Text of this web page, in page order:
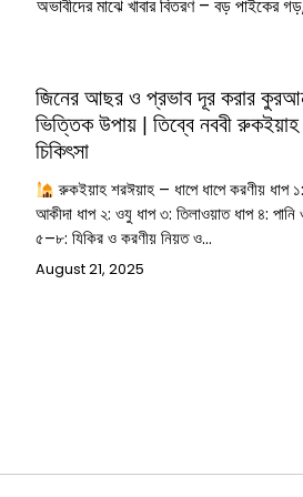
অভাবীদের মাঝে খাবার বিতরণ – বড় পাইকের
জিনের আছর ও প্রভাব দূর করার
ভিত্তিক উপায় | তিব্বে নববী
চিকিৎসা
রুকইয়াহ শরঈয়াহ – ধাপে ধাপে করণীয় ধাপ
আকীদা ধাপ ২: ওযু ধাপ ৩: তিলাওয়াত ধাপ ৪: পানি
৫–৮: যিকির ও করণীয় নিয়ত ও…
August 21, 2025